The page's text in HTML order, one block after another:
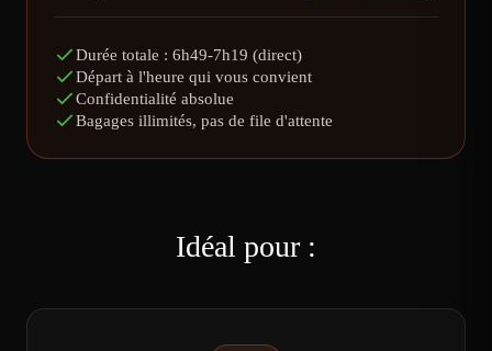
Durée totale : 6h49-7h19 (direct)
Départ à l'heure qui vous convient
Confidentialité absolue
Bagages illimités, pas de file d'attente
Idéal pour :